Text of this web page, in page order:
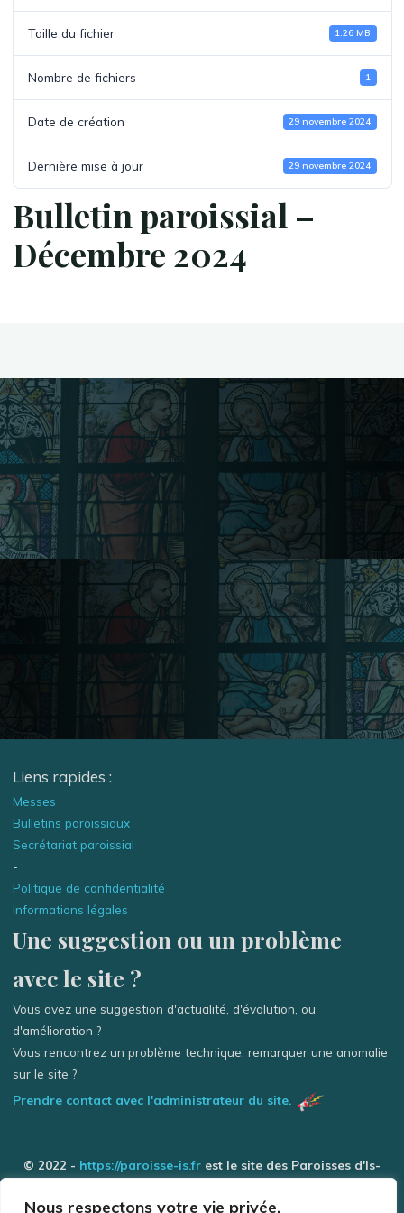
Nous respectons votre vie privée.
Taille du fichier 1.26 MB
Nombre de fichiers 1
Date de création 29 novembre 2024
Dernière mise à jour 29 novembre 2024
Bulletin paroissial –
Décembre 2024
Liens rapides :
Messes
Bulletins paroissiaux
Secrétariat paroissial
-
Politique de confidentialité
Informations légales
Une suggestion ou un problème
avec le site ?
Vous avez une suggestion d'actualité, d'évolution, ou
d'amélioration ?
Vous rencontrez un problème technique, remarquer une anomalie
sur le site ?
Prendre contact avec l'administrateur du site.
© 2022 - https://paroisse-is.fr est le site des Paroisses d'Is-
Rivière) - Tous droits réservés